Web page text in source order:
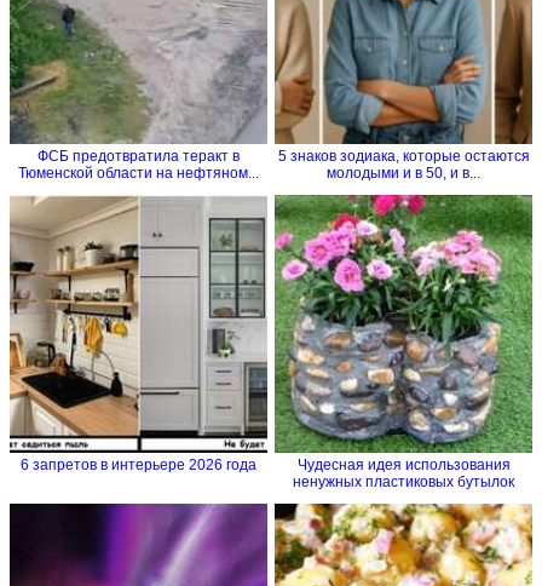
ФСБ предотвратила теракт в
Тюменской области на нефтяном...
5 знаков зодиака, которые остаются
молодыми и в 50, и в...
6 запретов в интерьере 2026 года
Чудесная идея использования
ненужных пластиковых бутылок